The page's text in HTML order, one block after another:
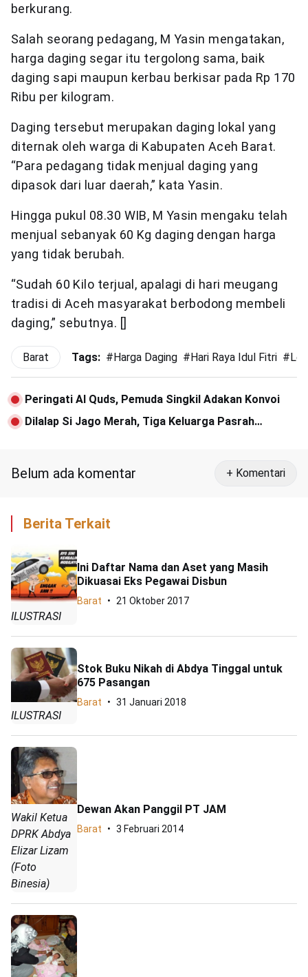
berkurang.
Salah seorang pedagang, M Yasin mengatakan,
harga daging segar itu tergolong sama, baik
daging sapi maupun kerbau berkisar pada Rp 170
Ribu per kilogram.
Daging tersebut merupakan daging lokal yang
diternak oleh warga di Kabupaten Aceh Barat.
“Para pedagang tidak menjual daging yang
dipasok dari luar daerah,” kata Yasin.
Hingga pukul 08.30 WIB, M Yasin mengaku telah
menjual sebanyak 60 Kg daging dengan harga
yang tidak berubah.
“Sudah 60 Kilo terjual, apalagi di hari meugang
tradisi di Aceh masyarakat berbodong membeli
daging,” sebutnya. []
Barat Tags: #Harga Daging #Hari Raya Idul Fitri #
Peringati Al Quds, Pemuda Singkil Adakan Konvoi
Dilalap Si Jago Merah, Tiga Keluarga Pasrah
Belum ada komentar + Komentari
Berita Terkait
ILUSTRASI
Ini Daftar Nama dan Aset yang Masih
Dikuasai Eks Pegawai Disbun
Barat 21 Oktober 2017
ILUSTRASI
Stok Buku Nikah di Abdya Tinggal untuk
675 Pasangan
Barat 31 Januari 2018
Wakil Ketua
DPRK Abdya
Elizar Lizam
(Foto
Binesia)
Dewan Akan Panggil PT JAM
Barat 3 Februari 2014